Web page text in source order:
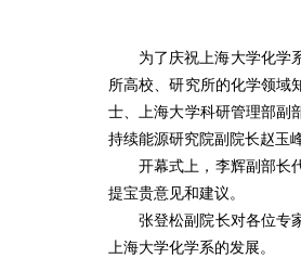
为了庆祝上海大学化学
所高校、研究所的化学领域
士、上海大学科研管理部副
持续能源研究院副院长赵玉
开幕式上，李辉副部长
提宝贵意见和建议。
张登松副院长对各位专
上海大学化学系的发展。